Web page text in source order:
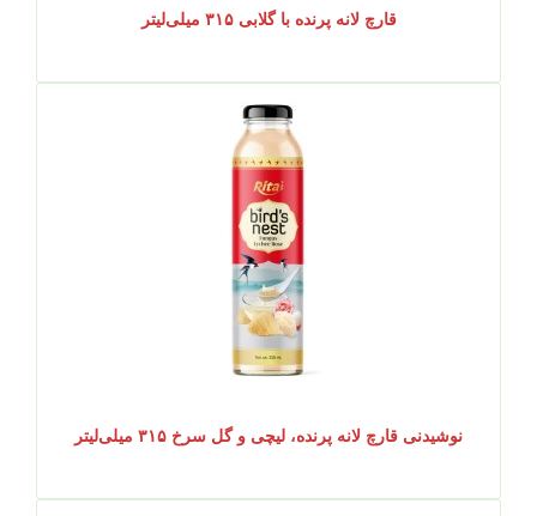
قارچ لانه پرنده با گلابی ۳۱۵ میلی‌لیتر
نوشیدنی قارچ لانه پرنده، لیچی و گل سرخ ۳۱۵ میلی‌لیتر